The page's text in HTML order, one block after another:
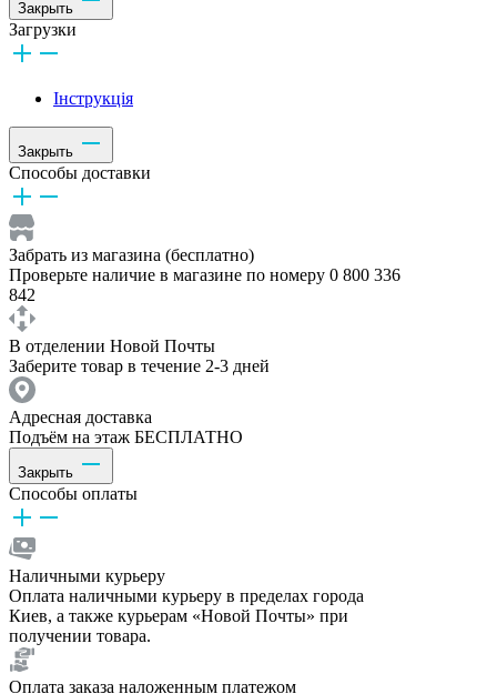
Закрыть
Загрузки
Інструкція
Закрыть
Способы доставки
Забрать из магазина (бесплатно)
Проверьте наличие в магазине по номеру 0 800 336
842
В отделении Новой Почты
Заберите товар в течение 2-3 дней
Адресная доставка
Подъём на этаж БЕСПЛАТНО
Закрыть
Способы оплаты
Наличными курьеру
Оплата наличными курьеру в пределах города
Киев, а также курьерам «Новой Почты» при
получении товара.
Оплата заказа наложенным платежом